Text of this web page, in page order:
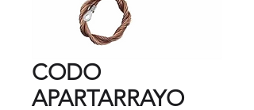
CODO
APARTARRAYO